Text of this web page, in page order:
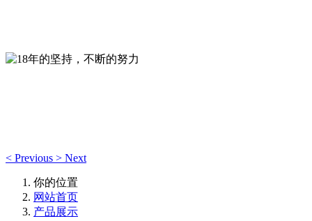
< Previous > Next
你的位置
网站首页
产品展示